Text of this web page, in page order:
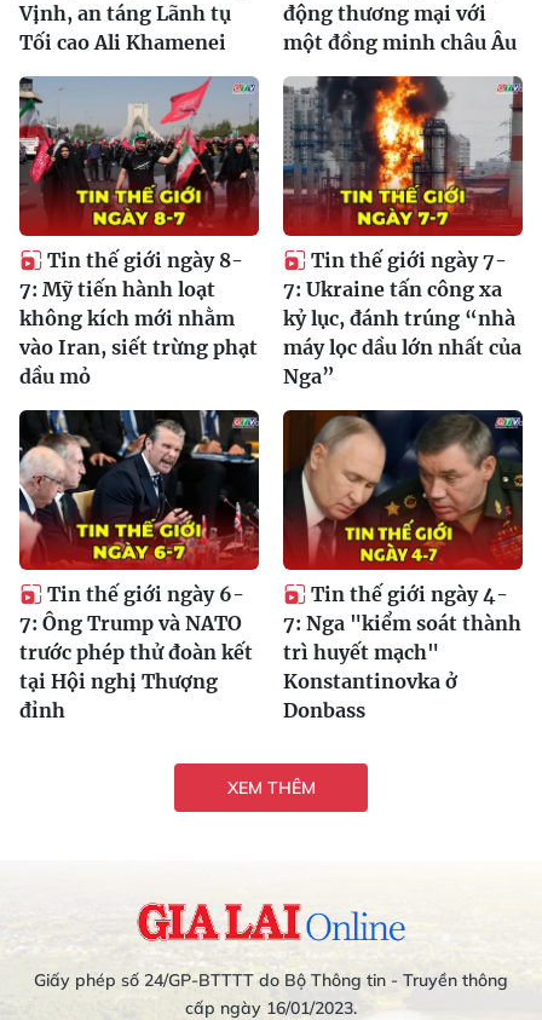
Vịnh, an táng Lãnh tụ
Tối cao Ali Khamenei
động thương mại với
một đồng minh châu Âu
Tin thế giới ngày 8-
7: Mỹ tiến hành loạt
không kích mới nhằm
vào Iran, siết trừng phạt
dầu mỏ
Tin thế giới ngày 7-
7: Ukraine tấn công xa
kỷ lục, đánh trúng “nhà
máy lọc dầu lớn nhất của
Nga”
Tin thế giới ngày 6-
7: Ông Trump và NATO
trước phép thử đoàn kết
tại Hội nghị Thượng
đỉnh
Tin thế giới ngày 4-
7: Nga "kiểm soát thành
trì huyết mạch"
Konstantinovka ở
Donbass
XEM THÊM
Giấy phép số 24/GP-BTTTT do Bộ Thông tin - Truyền thông
cấp ngày 16/01/2023.